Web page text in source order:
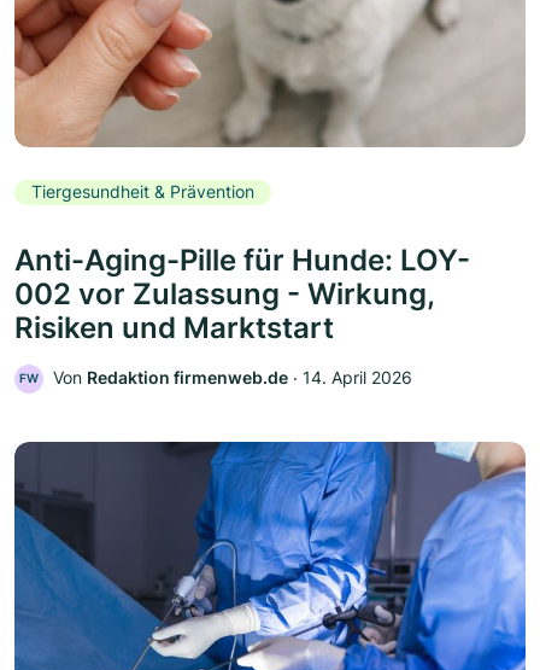
Tiergesundheit & Prävention
Anti-Aging-Pille für Hunde: LOY-
002 vor Zulassung - Wirkung,
Risiken und Marktstart
FW Von Redaktion firmenweb.de ‧ 14. April 2026